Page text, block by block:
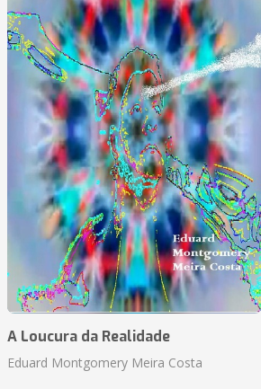
A Loucura da Realidade
Eduard Montgomery Meira Costa